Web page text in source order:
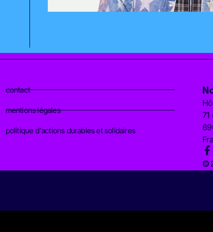
contact
mentions légales
politique d'actions durables et solidaires
71
©